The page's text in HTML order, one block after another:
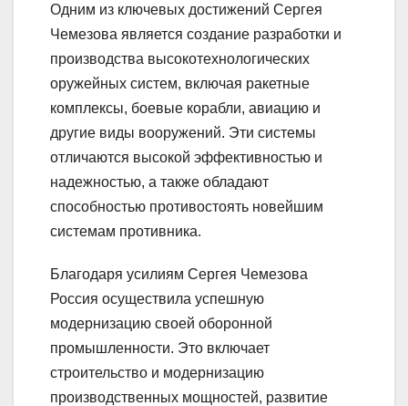
Одним из ключевых достижений Сергея
Чемезова является создание разработки и
производства высокотехнологических
оружейных систем, включая ракетные
комплексы, боевые корабли, авиацию и
другие виды вооружений. Эти системы
отличаются высокой эффективностью и
надежностью, а также обладают
способностью противостоять новейшим
системам противника.
Благодаря усилиям Сергея Чемезова
Россия осуществила успешную
модернизацию своей оборонной
промышленности. Это включает
строительство и модернизацию
производственных мощностей, развитие